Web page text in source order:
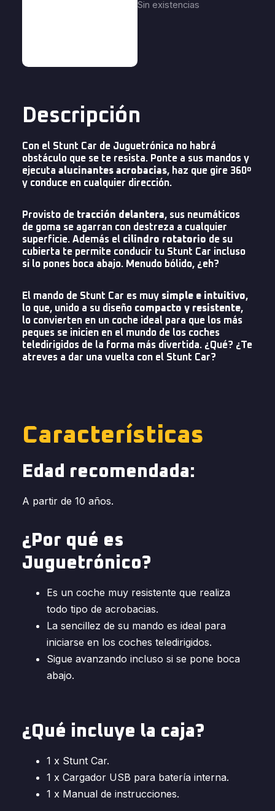
Sin existencias
Descripción
Con el Stunt Car de Juguetrónica no habrá
obstáculo que se te resista. Ponte a sus mandos y
ejecuta alucinantes acrobacias, haz que gire 360º
y conduce en cualquier dirección.
Provisto de tracción delantera, sus neumáticos
de goma se agarran con destreza a cualquier
superficie. Además el cilindro rotatorio de su
cubierta te permite conducir tu Stunt Car incluso
si lo pones boca abajo. Menudo bólido, ¿eh?
El mando de Stunt Car es muy simple e intuitivo,
lo que, unido a su diseño compacto y resistente,
lo convierten en un coche ideal para que los más
peques se inicien en el mundo de los coches
teledirigidos de la forma más divertida. ¿Qué? ¿Te
atreves a dar una vuelta con el Stunt Car?
Características
Edad recomendada:
A partir de 10 años.
¿Por qué es
Juguetrónico?
Es un coche muy resistente que realiza
todo tipo de acrobacias.
La sencillez de su mando es ideal para
iniciarse en los coches teledirigidos.
Sigue avanzando incluso si se pone boca
abajo.
¿Qué incluye la caja?
1 x Stunt Car.
1 x Cargador USB para batería interna.
1 x Manual de instrucciones.